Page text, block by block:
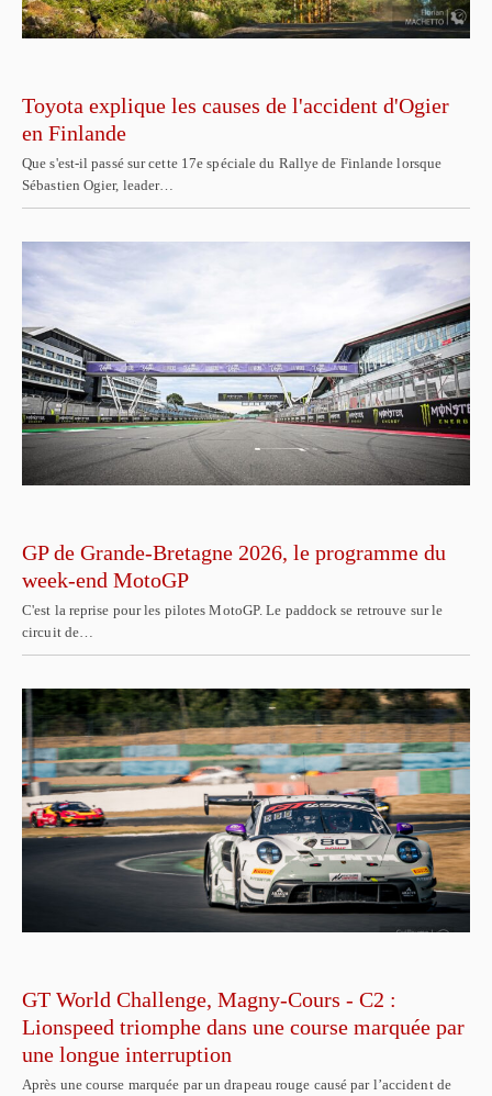
Toyota explique les causes de l'accident d'Ogier
en Finlande
Que s'est-il passé sur cette 17e spéciale du Rallye de Finlande lorsque
Sébastien Ogier, leader…
GP de Grande-Bretagne 2026, le programme du
week-end MotoGP
C'est la reprise pour les pilotes MotoGP. Le paddock se retrouve sur le
circuit de…
GT World Challenge, Magny-Cours - C2 :
Lionspeed triomphe dans une course marquée par
une longue interruption
Après une course marquée par un drapeau rouge causé par l’accident de